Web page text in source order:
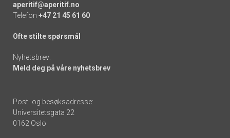
aperitif@aperitif.no
Telefon +47 21 45 61 60
Ofte stilte spørsmål
Nyhetsbrev:
Meld deg på våre nyhetsbrev
Post- og besøksadresse:
Universitetsgata 22
0162 Oslo